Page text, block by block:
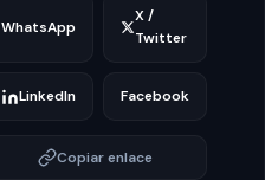
WhatsApp
X /
Twitter
LinkedIn Facebook
Copiar enlace